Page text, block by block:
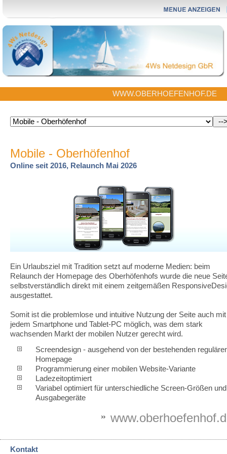
WWW.OBERHOEFENHOF.DE
Mobile - Oberhöfenhof
Online seit 2016, Relaunch Mai 2026
Ein Urlaubsziel mit Tradition setzt auf moderne Medien: beim
Relaunch der Homepage des Oberhöfenhofs wurde die neue
selbstverständlich direkt mit einem zeitgemäßen
ausgestattet.
Somit ist die problemlose und intuitive Nutzung der Seite auch mit
jedem Smartphone und Tablet-PC möglich, was dem stark
wachsenden Markt der mobilen Nutzer gerecht wird.
Screendesign - ausgehend von der bestehenden
Homepage
Programmierung einer mobilen Website-Variante
Ladezeitoptimiert
Variabel optimiert für unterschiedliche Screen-Größen und
Ausgabegeräte
Kontakt